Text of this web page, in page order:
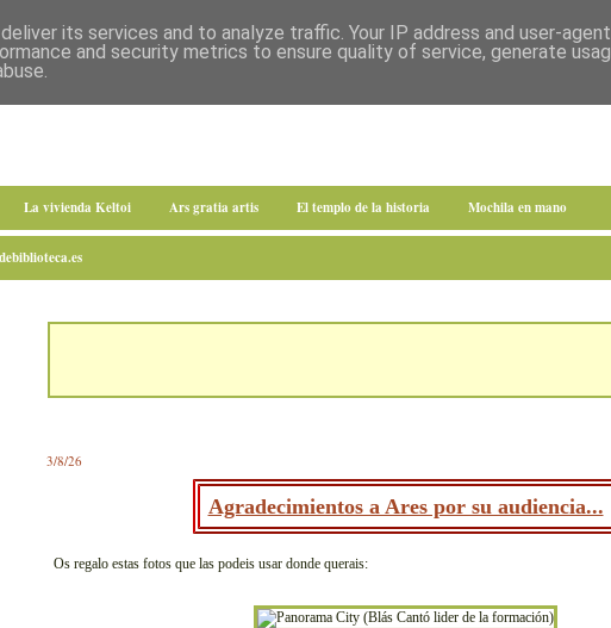
La vivienda Keltoi Ars gratia artis El templo de la historia Mochila en mano
3/8/26
Agradecimientos a Ares por su audiencia...
Os regalo estas fotos que las podeis usar donde querais:
its services and to analyze traffic. Your IP address and user-agent
and security metrics to ensure quality of service, generate